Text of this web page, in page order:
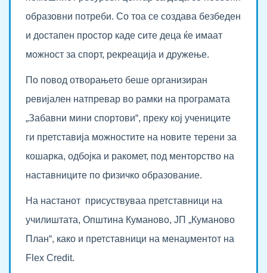
образовни потреби. Со тоа се создава безбеден
и достапен простор каде сите деца ќе имаат
можност за спорт, рекреација и дружење.
По повод отворањето беше организиран
ревијален натпревар во рамки на програмата
„Забавни мини спортови“, преку кој учениците
ги претставија можностите на новите терени за
кошарка, одбојка и ракомет, под менторство на
наставниците по физичко образование.
На настанот присуствуваа претставници на
училиштата, Општина Куманово, ЈП „Куманово
План“, како и претставници на менаџментот на
Flex Credit.